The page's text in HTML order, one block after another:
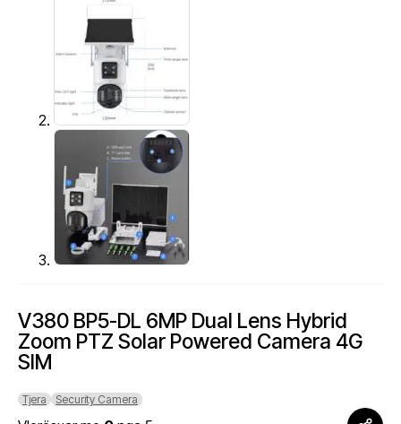
V380 BP5-DL 6MP Dual Lens Hybrid
Zoom PTZ Solar Powered Camera 4G
SIM
Tjera Security Camera